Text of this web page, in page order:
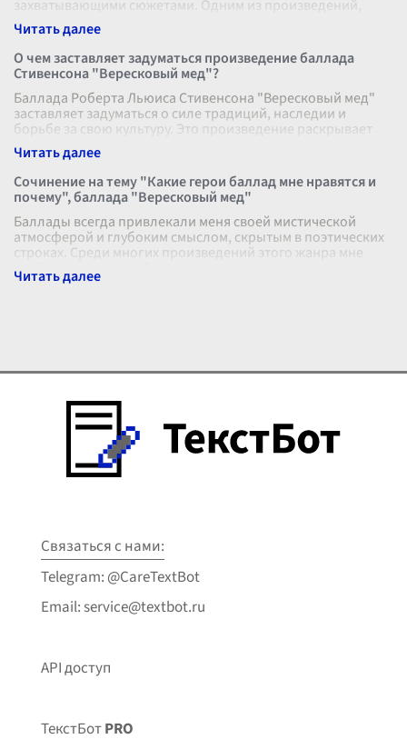
захватывающими сюжетами. Одним из произведений,
которое оставляет неизгладимое впечатлен
О чем заставляет задуматься произведение баллада
Стивенсона "Вересковый мед"?
Баллада Роберта Льюиса Стивенсона "Вересковый мед"
заставляет задуматься о силе традиций, наследии и
борьбе за свою культуру. Это произведение раскрывает
тему верности и духа сопро
Сочинение на тему "Какие герои баллад мне нравятся и
почему", баллада "Вересковый мед"
Баллады всегда привлекали меня своей мистической
атмосферой и глубоким смыслом, скрытым в поэтических
строках. Среди многих произведений этого жанра мне
особо запомнилась баллада "
Связаться с нами:
Telegram: @CareTextBot
Email: service@textbot.ru
API доступ
ТекстБотPRO